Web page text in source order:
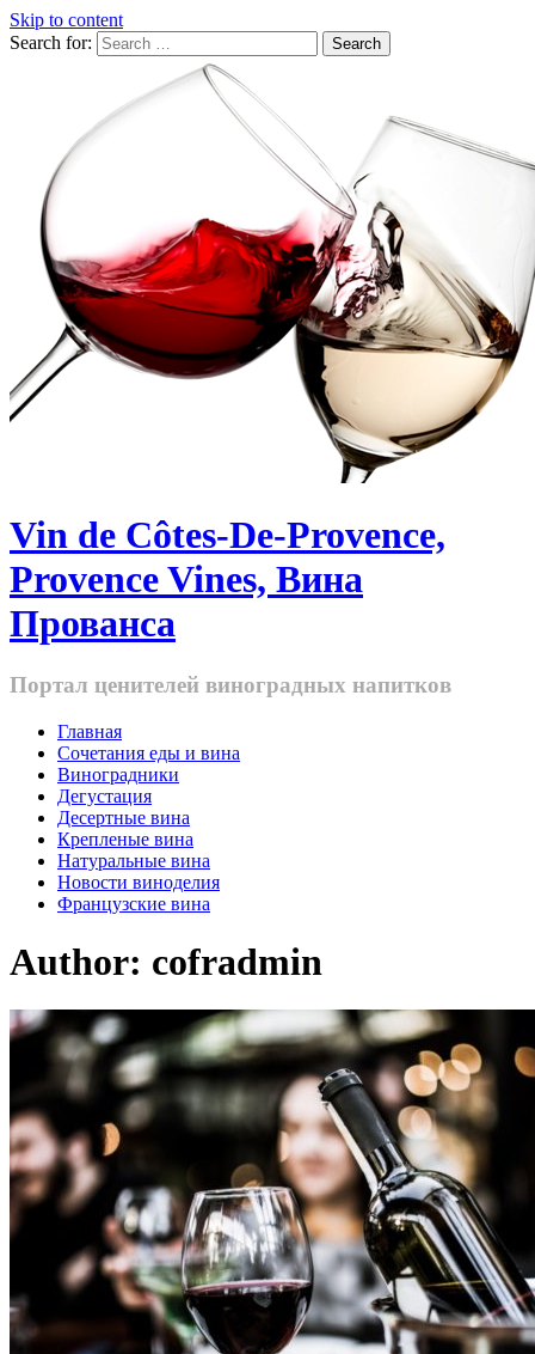
Skip to content
Search for:
Vin de Côtes-De-Provence,
Provence Vines, Вина
Прованса
Портал ценителей виноградных напитков
Главная
Cочетания еды и вина
Виноградники
Дегустация
Десертные вина
Крепленые вина
Натуральные вина
Новости виноделия
Французские вина
Author: cofradmin